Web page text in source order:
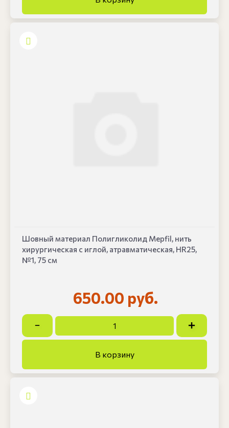
Шовный материал Полигликолид Mepfil, нить
хирургическая с иглой, атравматическая, HR25,
№1, 75 см
650.00 руб.